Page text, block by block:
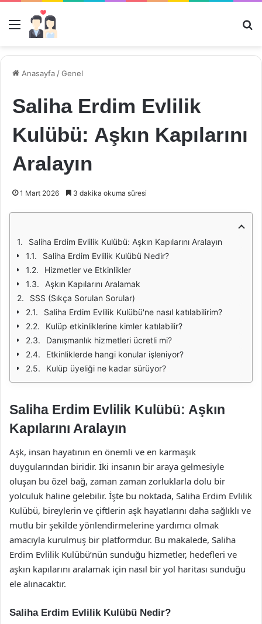
Menü
Anasayfa /Genel
Saliha Erdim Evlilik
Kulübü: Aşkın Kapılarını
Aralayın
1 Mart 2026 3 dakika okuma süresi
Saliha Erdim Evlilik Kulübü: Aşkın Kapılarını Aralayın
Saliha Erdim Evlilik Kulübü Nedir?
Hizmetler ve Etkinlikler
Aşkın Kapılarını Aralamak
SSS (Sıkça Sorulan Sorular)
Saliha Erdim Evlilik Kulübü'ne nasıl katılabilirim?
Kulüp etkinliklerine kimler katılabilir?
Danışmanlık hizmetleri ücretli mi?
Etkinliklerde hangi konular işleniyor?
Kulüp üyeliği ne kadar sürüyor?
Saliha Erdim Evlilik Kulübü: Aşkın
Kapılarını Aralayın
Aşk, insan hayatının en önemli ve en karmaşık
duygularından biridir. İki insanın bir araya gelmesiyle
oluşan bu özel bağ, zaman zaman zorluklarla dolu bir
yolculuk haline gelebilir. İşte bu noktada, Saliha Erdim Evlilik
Kulübü, bireylerin ve çiftlerin aşk hayatlarını daha sağlıklı ve
mutlu bir şekilde yönlendirmelerine yardımcı olmak
amacıyla kurulmuş bir platformdur. Bu makalede, Saliha
Erdim Evlilik Kulübü’nün sunduğu hizmetler, hedefleri ve
aşkın kapılarını aralamak için nasıl bir yol haritası sunduğu
ele alınacaktır.
Saliha Erdim Evlilik Kulübü Nedir?